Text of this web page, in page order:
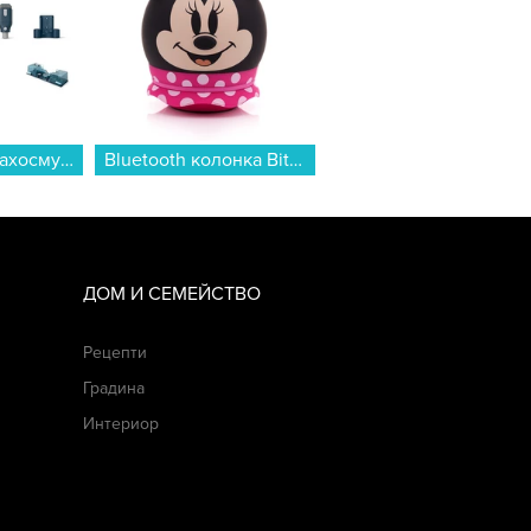
Вертикална прахосмукачка Philips XC5043/01... Bluetooth колонка Bitty Boomers Minney Mouse (Розов) - BITTYMINNIEPINK...
ДОМ И СЕМЕЙСТВО
Рецепти
Градина
Интериор